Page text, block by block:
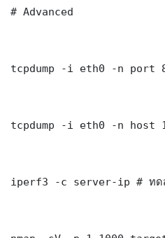
# Advanced
tcpdump -i eth0 -n port
tcpdump -i eth0 -n host
iperf3 -c server-ip # ทดส